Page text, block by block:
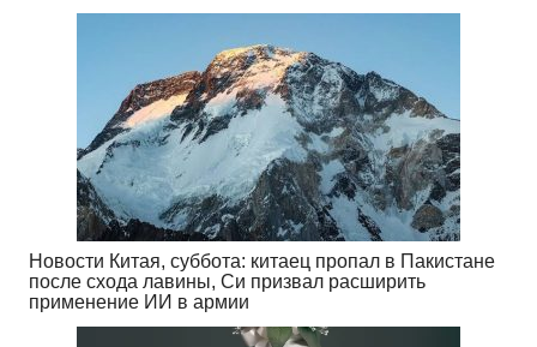
Новости Китая, суббота: китаец пропал в Пакистане
после схода лавины, Си призвал расширить
применение ИИ в армии